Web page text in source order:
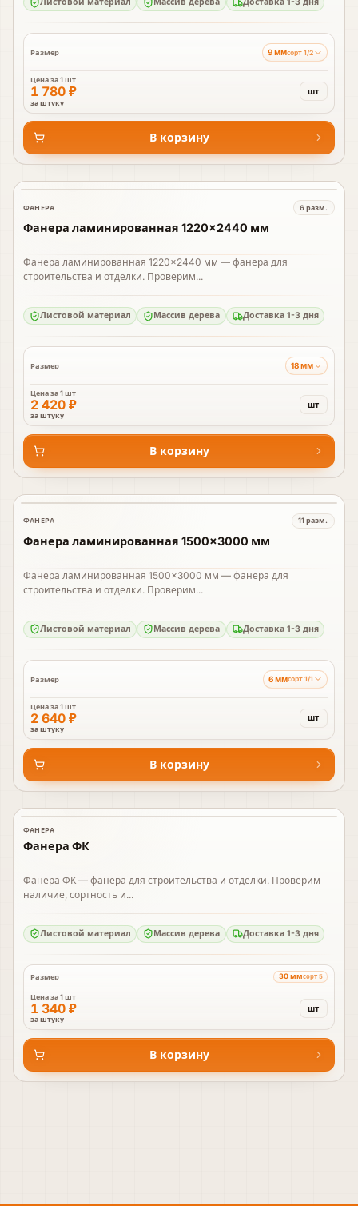
Листовой материал Массив дерева Доставка 1-3 дня
Размер 9 ммсорт 1/2
Цена за1 шт
1 780 ₽
за штуку
шт
В корзину
В наличии
ФАНЕРА 6разм.
Фанера ламинированная 1220×2440 мм
Фанера ламинированная 1220×2440 мм — фанера для
строительства и отделки. Проверим...
Листовой материал Массив дерева Доставка 1-3 дня
Размер 18 мм
Цена за1 шт
2 420 ₽
за штуку
шт
В корзину
В наличии
ФАНЕРА 11 разм.
Фанера ламинированная 1500×3000 мм
Фанера ламинированная 1500×3000 мм — фанера для
строительства и отделки. Проверим...
Листовой материал Массив дерева Доставка 1-3 дня
Размер 6 ммсорт 1/1
Цена за1 шт
2 640 ₽
за штуку
шт
В корзину
ФАНЕРА
Фанера ФК
Фанера ФК — фанера для строительства и отделки. Проверим
наличие, сортность и...
Листовой материал Массив дерева Доставка 1-3 дня
Размер 30 ммсорт 5
Цена за1 шт
1 340 ₽
за штуку
шт
В корзину